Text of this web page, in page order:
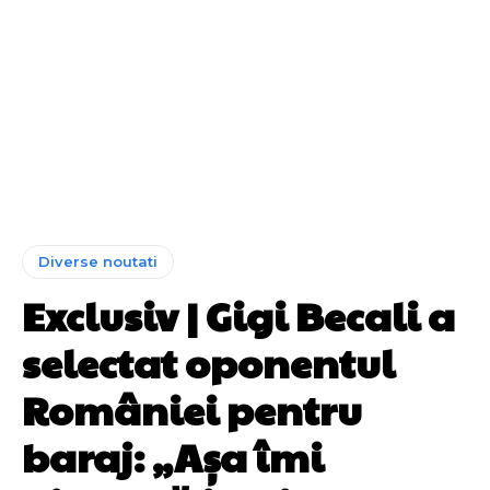
Diverse noutati
Exclusiv | Gigi Becali a
selectat oponentul
României pentru
baraj: „Așa îmi